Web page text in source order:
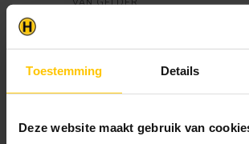
Toestemming Details
Deze website maakt gebruik van
VAN GELDER
Klantenservice
bekijk onzeveelgestelde